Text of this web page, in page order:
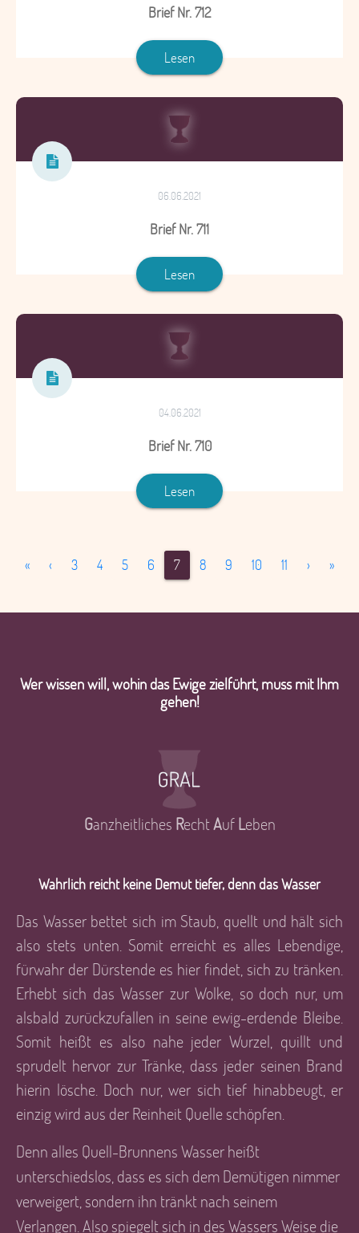
Brief Nr. 712
Lesen
06.06.2021
Brief Nr. 711
Lesen
04.06.2021
Brief Nr. 710
Lesen
«First‹ Previous
3 4 5 6 7 8 9 10 11 › Next»Last
Wer wissen will, wohin das Ewige zielführt, muss mit Ihm
gehen!
Ganzheitliches RechtAufLeben
Wahrlich reicht keine Demut tiefer, denn das Wasser
Das Wasser bettet sich im Staub, quellt und hält sich
also stets unten. Somit erreicht es alles Lebendige,
fürwahr der Dürstende es hier findet, sich zu tränken.
Erhebt sich das Wasser zur Wolke, so doch nur, um
alsbald zurückzufallen in seine ewig-erdende Bleibe.
Somit heißt es also nahe jeder Wurzel, quillt und
sprudelt hervor zur Tränke, dass jeder seinen Brand
hierin lösche. Doch nur, wer sich tief hinabbeugt, er
einzig wird aus der Reinheit Quelle schöpfen.
Denn alles Quell-Brunnens Wasser heißt
unterschiedslos, dass es sich dem Demütigen nimmer
verweigert, sondern ihn tränkt nach seinem
Verlangen. Also spiegelt sich in des Wassers Weise die